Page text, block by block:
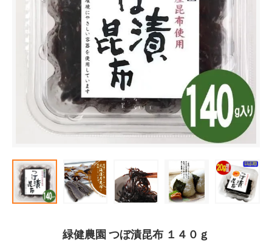
緑健農園 つぼ漬昆布 １４０ｇ